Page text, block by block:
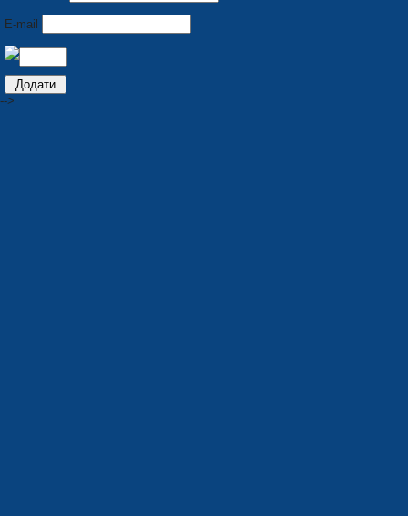
E-mail
-->